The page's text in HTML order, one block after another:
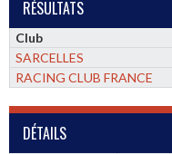
RÉSULTATS
Club
SARCELLES
RACING CLUB FRANCE
DÉTAILS